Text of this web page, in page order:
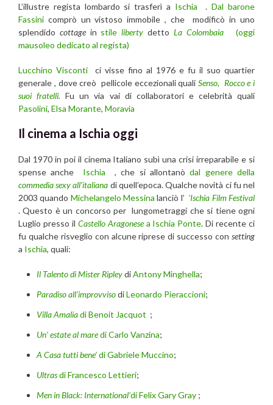
L’illustre regista lombardo si trasferì a Ischia .Dal barone
Fassini comprò un vistoso immobile , che modificò in uno
splendido cottagein stilelibertydetto La Colombaia
(oggi
mausoleo dedicato al regista)
Lucchino Visconti ci visse fino al 1976 e fu il suo quartier
generale , dove creò pellicole eccezionali quali Senso, Rocco e i
suoi fratelli. Fu un via vai di collaboratori e celebrità quali
Pasolini, Elsa Morante, Moravia
Il cinema a Ischia oggi
Dal 1970 in poi il cinema Italiano subì una crisi irreparabile e si
spense anche Ischia , che si allontanòdal genere della
commedia sexy all’italiana di quell’epoca. Qualche novità ci fu nel
2003 quando Michelangelo Messina lanciò l’ ‘Ischia Film Festival
. Questo è un concorso per lungometraggi che si tiene ogni
Luglio presso il Castello Aragonesea Ischia Ponte. Di recente ci
fu qualche risveglio con alcune riprese di successo con setting
a Ischia, quali:
Il Talento di Mister RipleydiAntony Minghella;
Paradiso all’improvvisodiLeonardo Pieraccioni;
Villa Amaliadi Benoit Jacquot ;
Un’ estate al maredi Carlo Vanzina;
A Casa tutti bene’di Gabriele Muccino;
Ultrasdi Francesco Lettieri;
Men in Black: International’di Felix Gary Gray ;